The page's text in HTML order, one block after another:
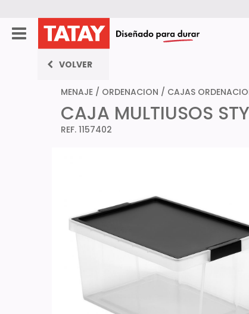
VOLVER
MENAJE / ORDENACION / CAJAS
CAJA MULTIUSOS
REF. 1157402